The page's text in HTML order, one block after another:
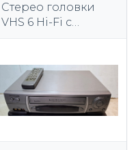
Стерео головки
VHS 6 Hi-Fi с
после сервисного
обслуживания с
гарантией